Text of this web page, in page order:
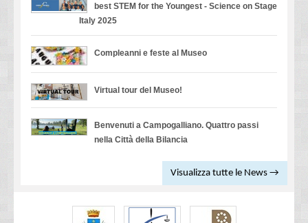
best STEM for the Youngest - Science on Stage
Italy 2025
Compleanni e feste al Museo
Virtual tour del Museo!
Benvenuti a Campogalliano. Quattro passi
nella Città della Bilancia
Visualizza tutte le News →